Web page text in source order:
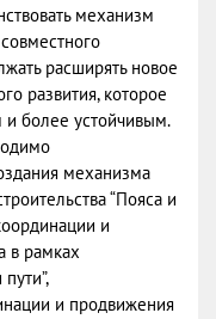
механизм
расширять новое
развития, которое
более устойчивым.
механизма
“Пояса и
и
в рамках
и продвижения